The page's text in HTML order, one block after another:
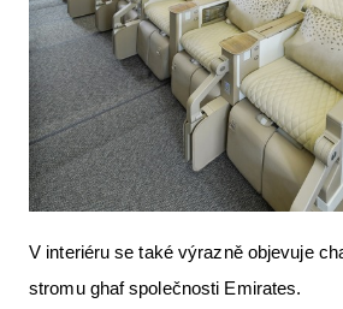
V interiéru se také výrazně objevuje
stromu ghaf společnosti Emirates.